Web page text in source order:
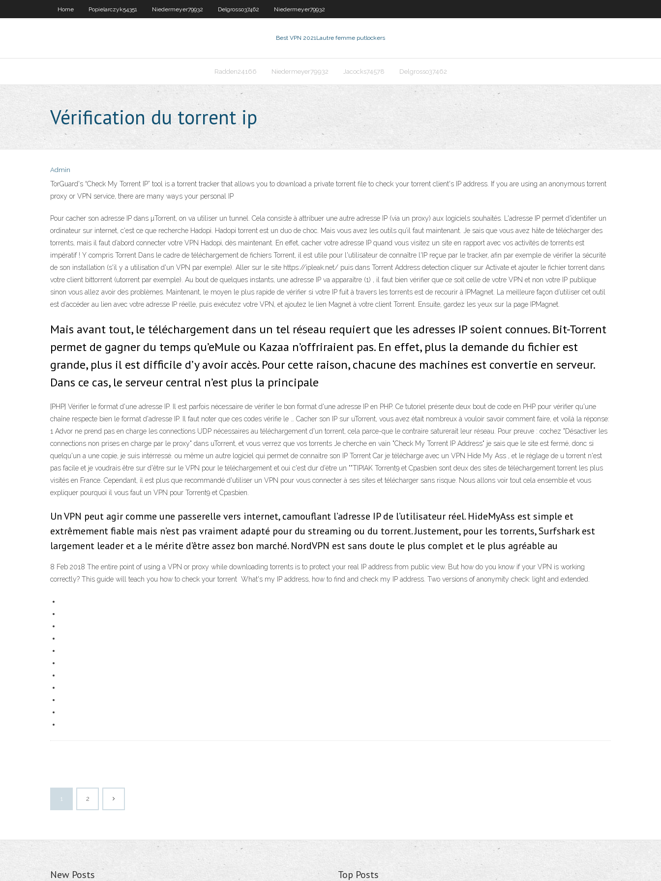
Home Popielarczyk54351 Niedermeyer79932 Delgrosso37462 Niedermeyer79932
Best VPN 2021Lautre femme putlockers
Radden24166 Niedermeyer79932 Jacocks74578 Delgrosso37462
Vérification du torrent ip
Admin
TorGuard's “Check My Torrent IP” tool is a torrent tracker that allows you to download a private torrent file to check your torrent client's IP address. If you are using an anonymous torrent
proxy or VPN service, there are many ways your personal IP
Pour cacher son adresse IP dans µTorrent, on va utiliser un tunnel. Cela consiste à attribuer une autre adresse IP (via un proxy) aux logiciels souhaités. L'adresse IP permet d'identifier un
ordinateur sur internet, c'est ce que recherche Hadopi. Hadopi torrent est un duo de choc. Mais vous avez les outils qu’il faut maintenant. Je sais que vous avez hâte de télécharger des
torrents, mais il faut d’abord connecter votre VPN Hadopi, dès maintenant. En effet, cacher votre adresse IP quand vous visitez un site en rapport avec vos activités de torrents est
impératif ! Y compris Torrent Dans le cadre de téléchargement de fichiers Torrent, il est utile pour l'utilisateur de connaître l'IP reçue par le tracker, afin par exemple de vérifier la sécurité
de son installation (s'il y a utilisation d'un VPN par exemple). Aller sur le site https://ipleak.net/ puis dans Torrent Address detection cliquer sur Activate et ajouter le fichier torrent dans
votre client bittorrent (utorrent par exemple). Au bout de quelques instants, une adresse IP va apparaître (1) , il faut bien vérifier que ce soit celle de votre VPN et non votre IP publique
sinon vous allez avoir des problèmes. Maintenant, le moyen le plus rapide de vérifier si votre IP fuit à travers les torrents est de recourir à IPMagnet. La meilleure façon d’utiliser cet outil
est d’accéder au lien avec votre adresse IP réelle, puis exécutez votre VPN, et ajoutez le lien Magnet à votre client Torrent. Ensuite, gardez les yeux sur la page IPMagnet.
Mais avant tout, le téléchargement dans un tel réseau requiert que les adresses IP soient connues. Bit-Torrent
permet de gagner du temps qu’eMule ou Kazaa n’offriraient pas. En effet, plus la demande du fichier est
grande, plus il est difficile d’y avoir accès. Pour cette raison, chacune des machines est convertie en serveur.
Dans ce cas, le serveur central n’est plus la principale
[PHP] Vérifier le format d'une adresse IP. Il est parfois nécessaire de vérifier le bon format d'une adresse IP en PHP. Ce tutoriel présente deux bout de code en PHP pour vérifier qu'une
chaîne respecte bien le format d'adresse IP. Il faut noter que ces codes vérifie le … Cacher son IP sur uTorrent, vous avez était nombreux à vouloir savoir comment faire, et voilà la réponse:
1 Advor ne prend pas en charge les connections UDP nécessaires au téléchargement d'un torrent, cela parce-que le contraire saturerait leur réseau. Pour preuve : cochez "Désactiver les
connections non prises en charge par le proxy" dans uTorrent, et vous verrez que vos torrents Je cherche en vain "Check My Torrent IP Address" je sais que le site est fermé, donc si
quelqu'un a une copie, je suis intérressé. ou même un autre logiciel qui permet de connaitre son IP Torrent Car je télécharge avec un VPN Hide My Ass , et le réglage de u torrent n'est
pas facile et je voudrais être sur d'être sur le VPN pour le téléchargement et oui c'est dur d'ètre un ""TIPIAK Torrent9 et Cpasbien sont deux des sites de téléchargement torrent les plus
visités en France. Cependant, il est plus que recommandé d'utiliser un VPN pour vous connecter à ses sites et télécharger sans risque. Nous allons voir tout cela ensemble et vous
expliquer pourquoi il vous faut un VPN pour Torrent9 et Cpasbien.
Un VPN peut agir comme une passerelle vers internet, camouflant l’adresse IP de l’utilisateur réel. HideMyAss est simple et
extrêmement fiable mais n’est pas vraiment adapté pour du streaming ou du torrent. Justement, pour les torrents, Surfshark est
largement leader et a le mérite d’être assez bon marché. NordVPN est sans doute le plus complet et le plus agréable au
8 Feb 2018 The entire point of using a VPN or proxy while downloading torrents is to protect your real IP address from public view. But how do you know if your VPN is working
correctly? This guide will teach you how to check your torrent What's my IP address, how to find and check my IP address. Two versions of anonymity check: light and extended.
1 2
New Posts Top Posts